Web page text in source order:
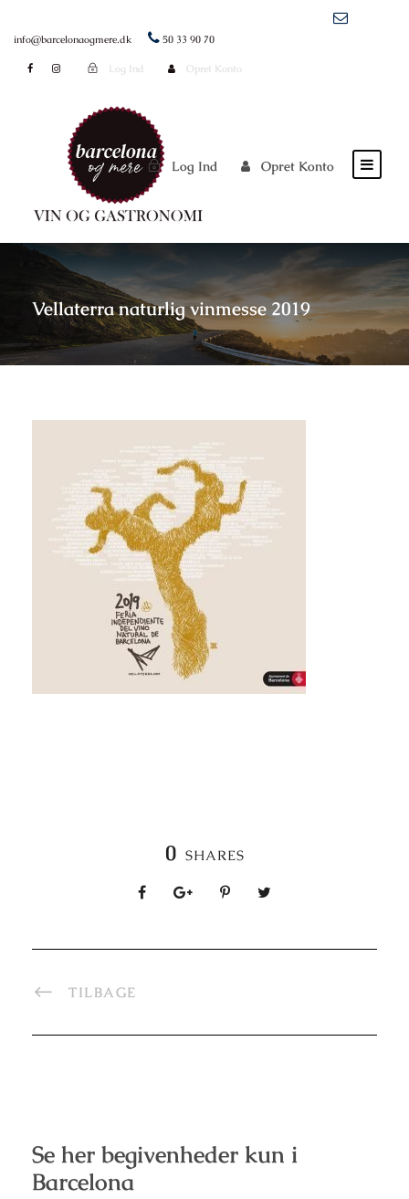
info@barcelonaogmere.dk 50 33 90 70
Log Ind Opret Konto
Log Ind Opret Konto
Vellaterra naturlig vinmesse 2019
0 SHARES
TILBAGE
Se her begivenheder kun i
Barcelona